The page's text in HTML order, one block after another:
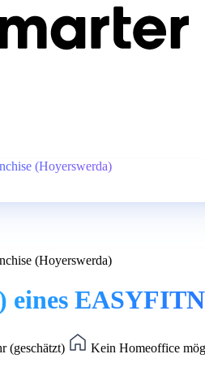
(Hoyerswerda)
(Hoyerswerda)
(geschätzt)
Kein Homeoffice